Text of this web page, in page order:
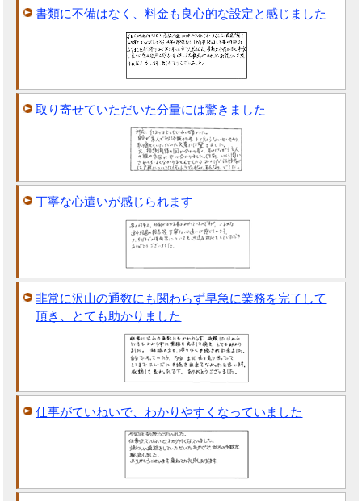
書類に不備はなく、料金も良心的な設定と感じました
取り寄せていただいた分量には驚きました
丁寧な心遣いが感じられます
非常に沢山の通数にも関わらず早急に業務を完了して
頂き、とても助かりました
仕事がていねいで、わかりやすくなっていました